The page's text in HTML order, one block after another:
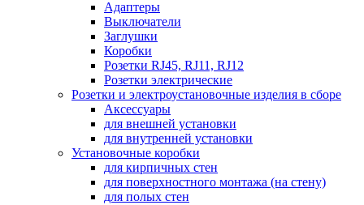
Адаптеры
Выключатели
Заглушки
Коробки
Розетки RJ45, RJ11, RJ12
Розетки электрические
Розетки и электроустановочные изделия в сборе
Аксессуары
для внешней установки
для внутренней установки
Установочные коробки
для кирпичных стен
для поверхностного монтажа (на стену)
для полых стен